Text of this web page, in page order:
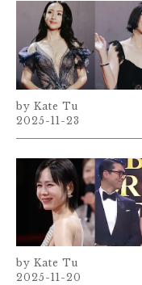
Kate Tu
2025-11-23
Kate Tu
2025-11-20